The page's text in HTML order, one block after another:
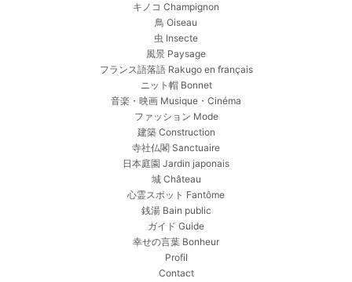
キノコ Champignon
鳥 Oiseau
虫 Insecte
風景 Paysage
フランス語落語 Rakugo en français
ニット帽 Bonnet
音楽・映画 Musique・Cinéma
ファッション Mode
建築 Construction
寺社仏閣 Sanctuaire
日本庭園 Jardin japonais
城 Château
心霊スポット Fantôme
銭湯 Bain public
ガイド Guide
幸せの言葉 Bonheur
Profil
Contact